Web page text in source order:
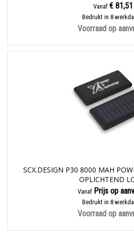
Vanaf € 81,51
Bedrukt in 8
Voorraad op
SCX.DESIGN P30 8000 MAH
OPLICHTEND
Vanaf Prijs op
Bedrukt in 8
Voorraad op